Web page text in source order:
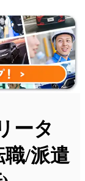
ータ
/派遣